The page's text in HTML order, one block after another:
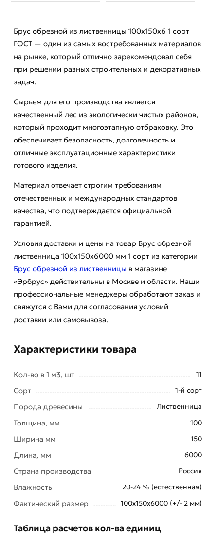
Брус обрезной из лиственницы 100x150x6 1 сорт
ГОСТ — один из самых востребованных материалов
на рынке, который отлично зарекомендовал себя
при решении разных строительных и декоративных
задач.
Сырьем для его производства является
качественный лес из экологически чистых районов,
который проходит многоэтапную отбраковку. Это
обеспечивает безопасность, долговечность и
отличные эксплуатационные характеристики
готового изделия.
Материал отвечает строгим требованиям
отечественных и международных стандартов
качества, что подтверждается официальной
гарантией.
Условия доставки и цены на товар Брус обрезной
лиственница 100х150х6000 мм 1 сорт из категории
Брус обрезной из лиственницы в магазине
«Эрбрус» действительны в Москве и области. Наши
профессиональные менеджеры обработают заказ и
свяжутся с Вами для согласования условий
доставки или самовывоза.
Характеристики товара
Кол-во в 1 м3, шт 11
Сорт 1-й сорт
Порода древесины Лиственница
Толщина, мм 100
Ширина мм 150
Длина, мм 6000
Страна производства Россия
Влажность 20-24 % (естественная)
Фактический размер 100х150х6000 (+/- 2 мм)
Таблица расчетов кол-ва единиц